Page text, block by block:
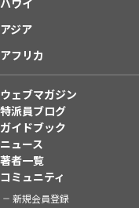
アジア
アフリカ
ウェブマガジン
特派員ブログ
ガイドブック
ニュース
著者一覧
コミュニティ
新規会員登録